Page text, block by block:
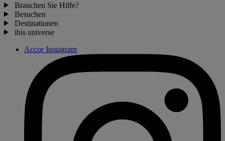
Brauchen Sie Hilfe?
Besuchen
Destinationen
ibis universe
Accor Instagram